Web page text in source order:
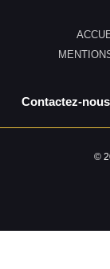
Contactez-
©